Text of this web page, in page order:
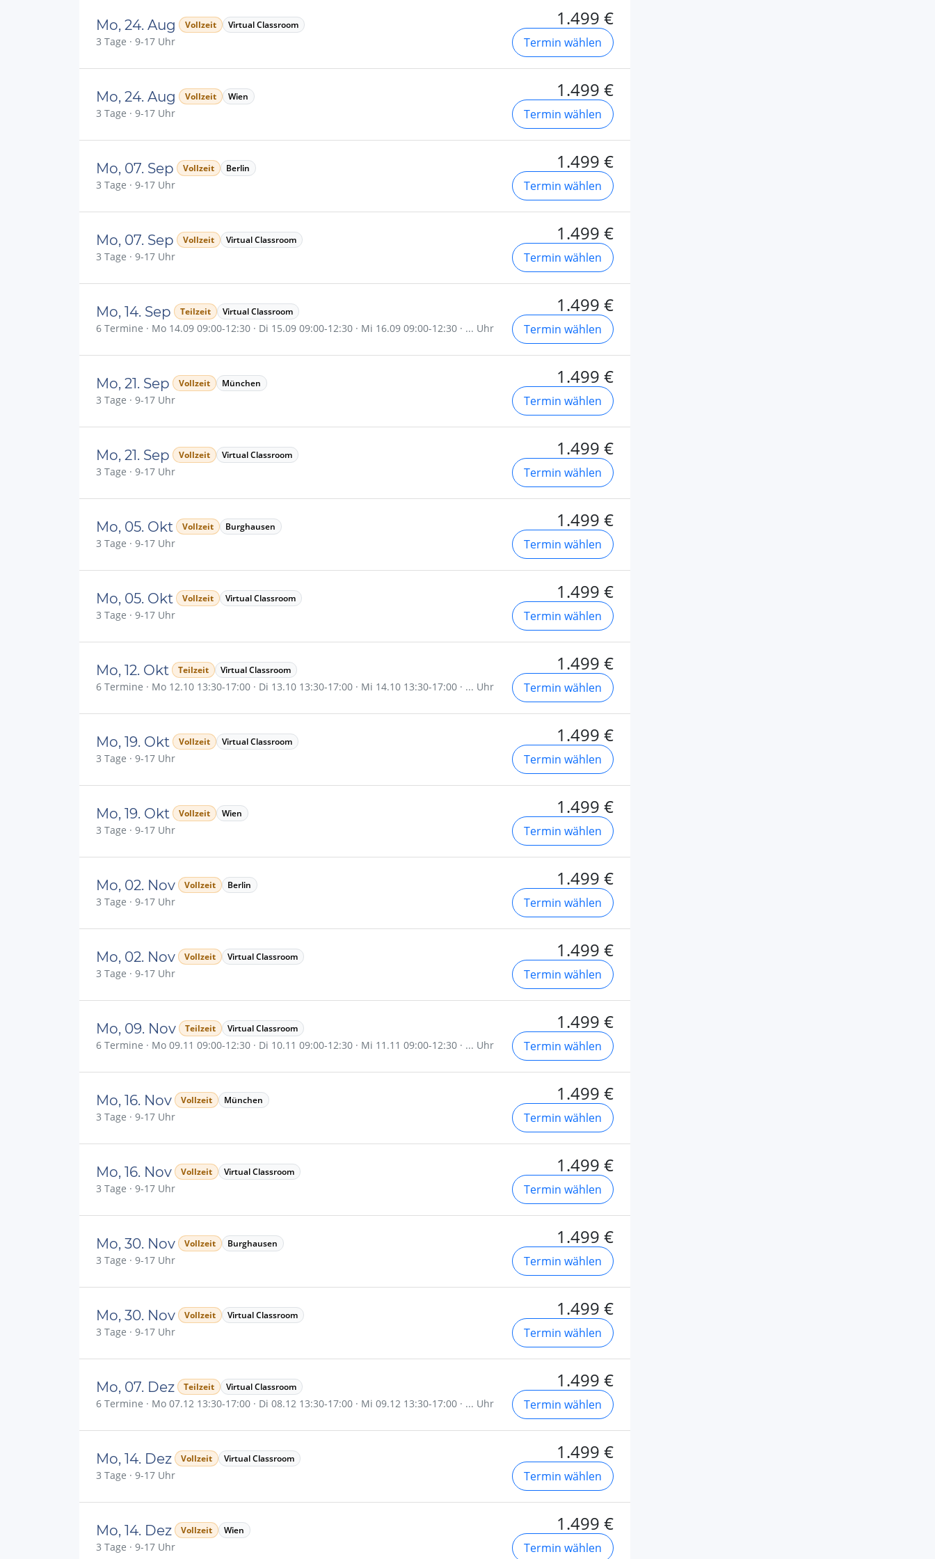
Mo, 24. Aug Vollzeit Virtual Classroom
3 Tage · 9-17 Uhr
1.499 €
Termin wählen
Mo, 24. Aug Vollzeit Wien
3 Tage · 9-17 Uhr
1.499 €
Termin wählen
Mo, 07. Sep Vollzeit Berlin
3 Tage · 9-17 Uhr
1.499 €
Termin wählen
Mo, 07. Sep Vollzeit Virtual Classroom
3 Tage · 9-17 Uhr
1.499 €
Termin wählen
Mo, 14. Sep Teilzeit Virtual Classroom
6 Termine · Mo 14.09 09:00-12:30 · Di 15.09 09:00-12:30 · Mi 16.09 09:00-12:30 · ... Uhr
1.499 €
Termin wählen
Mo, 21. Sep Vollzeit München
3 Tage · 9-17 Uhr
1.499 €
Termin wählen
Mo, 21. Sep Vollzeit Virtual Classroom
3 Tage · 9-17 Uhr
1.499 €
Termin wählen
Mo, 05. Okt Vollzeit Burghausen
3 Tage · 9-17 Uhr
1.499 €
Termin wählen
Mo, 05. Okt Vollzeit Virtual Classroom
3 Tage · 9-17 Uhr
1.499 €
Termin wählen
Mo, 12. Okt Teilzeit Virtual Classroom
6 Termine · Mo 12.10 13:30-17:00 · Di 13.10 13:30-17:00 · Mi 14.10 13:30-17:00 · ... Uhr
1.499 €
Termin wählen
Mo, 19. Okt Vollzeit Virtual Classroom
3 Tage · 9-17 Uhr
1.499 €
Termin wählen
Mo, 19. Okt Vollzeit Wien
3 Tage · 9-17 Uhr
1.499 €
Termin wählen
Mo, 02. Nov Vollzeit Berlin
3 Tage · 9-17 Uhr
1.499 €
Termin wählen
Mo, 02. Nov Vollzeit Virtual Classroom
3 Tage · 9-17 Uhr
1.499 €
Termin wählen
Mo, 09. Nov Teilzeit Virtual Classroom
6 Termine · Mo 09.11 09:00-12:30 · Di 10.11 09:00-12:30 · Mi 11.11 09:00-12:30 · ... Uhr
1.499 €
Termin wählen
Mo, 16. Nov Vollzeit München
3 Tage · 9-17 Uhr
1.499 €
Termin wählen
Mo, 16. Nov Vollzeit Virtual Classroom
3 Tage · 9-17 Uhr
1.499 €
Termin wählen
Mo, 30. Nov Vollzeit Burghausen
3 Tage · 9-17 Uhr
1.499 €
Termin wählen
Mo, 30. Nov Vollzeit Virtual Classroom
3 Tage · 9-17 Uhr
1.499 €
Termin wählen
Mo, 07. Dez Teilzeit Virtual Classroom
6 Termine · Mo 07.12 13:30-17:00 · Di 08.12 13:30-17:00 · Mi 09.12 13:30-17:00 · ... Uhr
1.499 €
Termin wählen
Mo, 14. Dez Vollzeit Virtual Classroom
3 Tage · 9-17 Uhr
1.499 €
Termin wählen
Mo, 14. Dez Vollzeit Wien
3 Tage · 9-17 Uhr
1.499 €
Termin wählen